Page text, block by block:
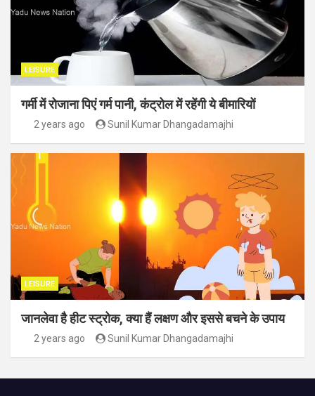
LEISURE
गर्मी में रोजाना पिएं गर्म पानी, कंट्रोल में रहेंगी ये बीमारियों
2 years ago Sunil Kumar Dhangadamajhi
LEISURE
जानलेवा है हीट स्ट्रोक, क्या हैं लक्षण और इससे बचने के उपाय
2 years ago Sunil Kumar Dhangadamajhi